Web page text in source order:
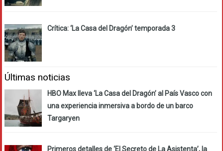
Crítica: ‘La Casa del Dragón’ temporada 3
Últimas noticias
HBO Max lleva ‘La Casa del Dragón’ al País Vasco con
una experiencia inmersiva a bordo de un barco
Targaryen
Primeros detalles de ‘El Secreto de La Asistenta’, la